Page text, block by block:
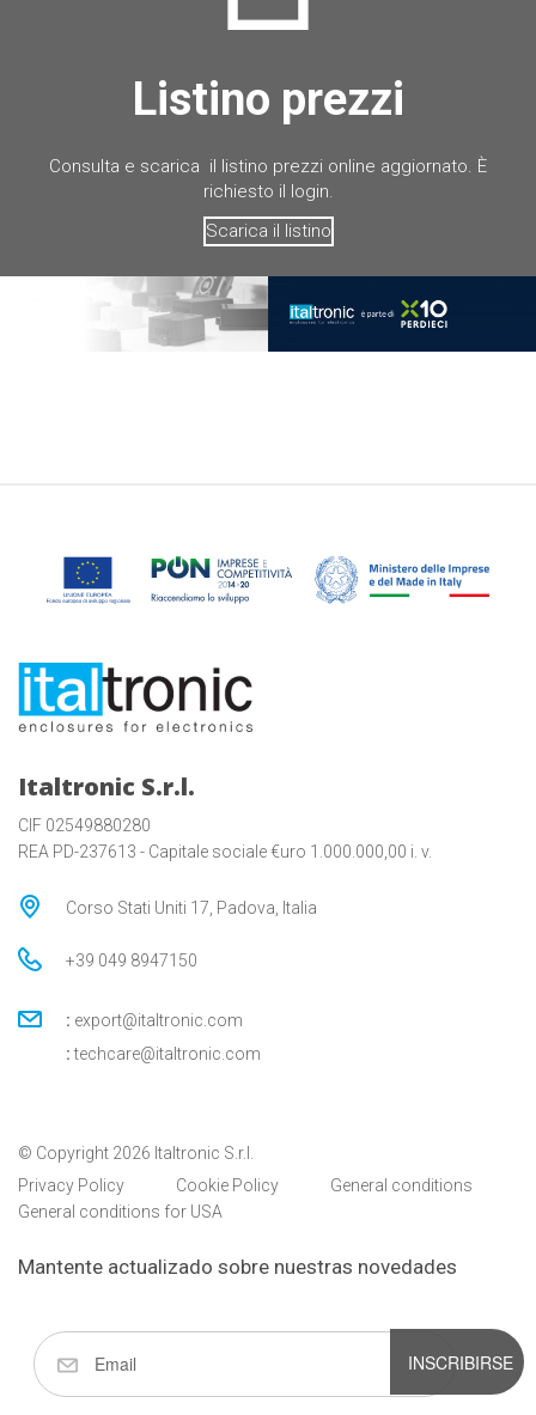
Listino prezzi
Consulta e scarica il listino prezzi online aggiornato. È
richiesto il login.
Scarica il listino
Italtronic S.r.l.
CIF 02549880280
REA PD-237613 - Capitale sociale €uro 1.000.000,00 i. v.
Corso Stati Uniti 17, Padova, Italia
+39 049 8947150
: export@italtronic.com
: techcare@italtronic.com
© Copyright 2026 Italtronic S.r.l.
Privacy Policy
Cookie Policy
General conditions
General conditions for USA
Mantente actualizado sobre nuestras novedades
INSCRIBIRSE